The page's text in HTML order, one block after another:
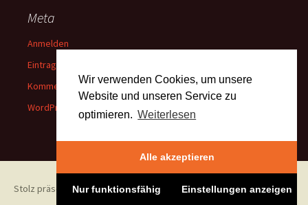
Wir verwenden Cookies, um unsere
Website und unseren Service zu
optimieren. Weiterlesen
Alle akzeptieren
Nur funktionsfähig Einstellungen anzeigen
Meta
Anmelden
Eintrags-Feed
Kommentar-Feed
WordPress.org
Stolz präsentiert von WordPress